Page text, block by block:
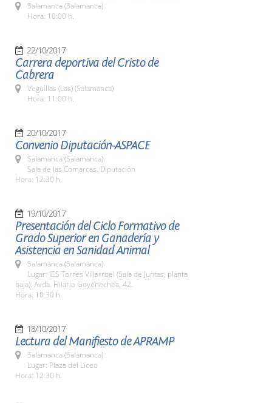
Salamanca (Salamanca)
Hora: 10:00 h.
22/10/2017
Carrera deportiva del Cristo de
Cabrera
Veguillas (Las) (Salamanca)
Hora: 11:00 h.
20/10/2017
Convenio Diputación-ASPACE
Salamanca (Salamanca)
Sala de las Comarcas. Diputación
Hora: 12:30 h.
19/10/2017
Presentación del Ciclo Formativo de
Grado Superior en Ganadería y
Asistencia en Sanidad Animal
Salamanca (Salamanca)
Lugar: IES Torres Villarroel (Sala de Juntas, planta
baja). Avda. Hilario Goyenechea, 42.
Hora: 10:30 h.
18/10/2017
Lectura del Manifiesto de APRAMP
Salamanca (Salamanca)
Lugar: Plaza del Liceo
Hora: 12:30 h.